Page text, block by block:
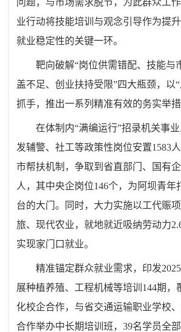
业行动将技能培训与观念引导作为提
就业稳定性的关键一环。
靶向破解“岗位供需错配、技能与
盖不足、创业扶持受限”四大瓶颈，以
抓手，推出一系列精准有效的务实举措
在体制内“满编运行”招录机关事
发辅警、社工等政策性岗位安置1583
市帮扶机制，争取到省直部门、
国有
人，其中央企岗位146个，为阿坝青年
台的大门。同时，大力实施以工代赈
旅、现代农业，就地就近吸纳劳动力
实现家门口就业。
精准锚定群众就业需求，印发
展种植养殖、工程机械等培训144期，
化校企合作，与省交通运输职业学校
合作举办中长期培训班，39名学员全